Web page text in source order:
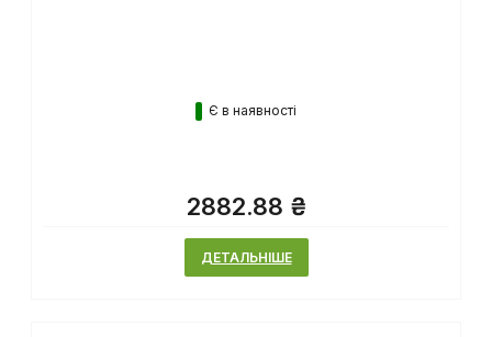
Є в наявності
2882.88 ₴
ДЕТАЛЬНІШЕ